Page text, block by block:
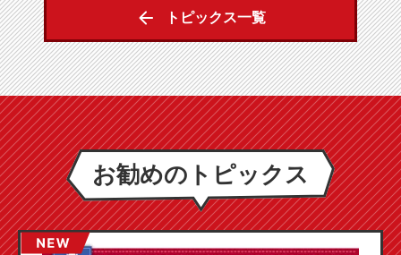
トピックス一覧
お勧めのトピックス